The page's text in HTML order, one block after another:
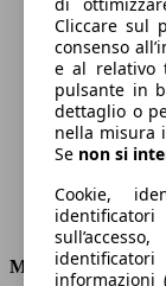
108 g/km
Emissioni di
Consumi
Motore e Prestazioni
di
Cliccare sul
consenso
e al relativo
pulsante in
dettaglio o
nella misura
Se non si
Cookie,